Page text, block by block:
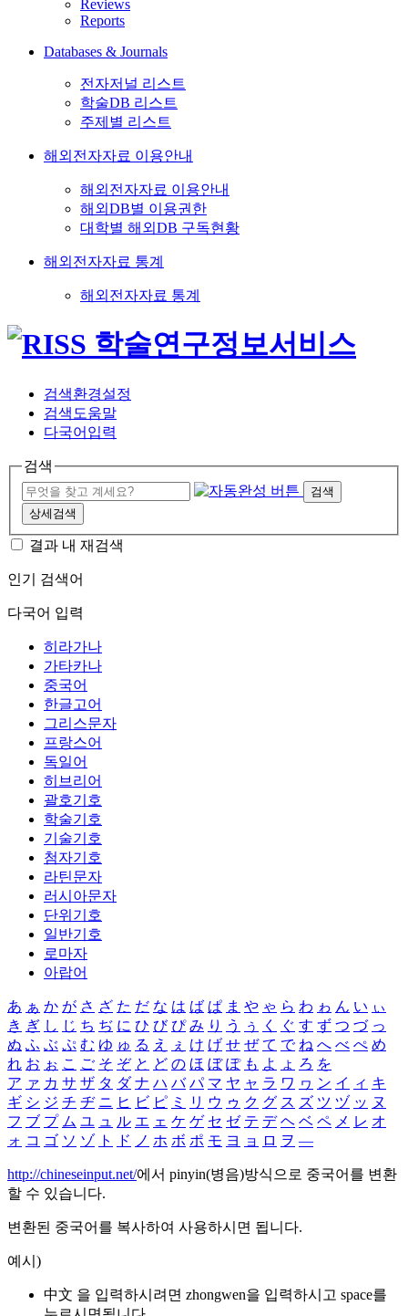
Reviews
Reports
Databases & Journals
전자저널 리스트
학술DB 리스트
주제별 리스트
해외전자자료 이용안내
해외전자자료 이용안내
해외DB별 이용권한
대학별 해외DB 구독현황
해외전자자료 통계
해외전자자료 통계
검색환경설정
검색도움말
다국어입력
검색
검색
상세검색
결과 내 재검색
인기 검색어
다국어 입력
히라가나
가타카나
중국어
한글고어
그리스문자
프랑스어
독일어
히브리어
괄호기호
학술기호
기술기호
첨자기호
라틴문자
러시아문자
단위기호
일반기호
로마자
아랍어
あ ぁ か が さ ざ た だ な は ば ぱ ま や ゃ ら わ ゎ ん い ぃ
き ぎ し じ ち ぢ に ひ び ぴ み り う ぅ く ぐ す ず つ づ っ
ぬ ふ ぶ ぷ む ゆ ゅ る え ぇ け げ せ ぜ て で ね へ べ ぺ め
れ お ぉ こ ご そ ぞ と ど の ほ ぼ ぽ も よ ょ ろ を
ア ァ カ サ ザ タ ダ ナ ハ バ パ マ ヤ ャ ラ ワ ヮ ン イ ィ キ
ギ シ ジ チ ヂ ニ ヒ ビ ピ ミ リ ウ ゥ ク グ ス ズ ツ ヅ ッ ヌ
フ ブ プ ム ユ ュ ル エ ェ ケ ゲ セ ゼ テ デ ヘ ベ ペ メ レ オ
ォ コ ゴ ソ ゾ ト ド ノ ホ ボ ポ モ ヨ ョ ロ ヲ ―
http://chineseinput.net/에서 pinyin(병음)방식으로 중국어를 변환
할 수 있습니다.
변환된 중국어를 복사하여 사용하시면 됩니다.
예시)
中文 을 입력하시려면 zhongwen을 입력하시고 space를